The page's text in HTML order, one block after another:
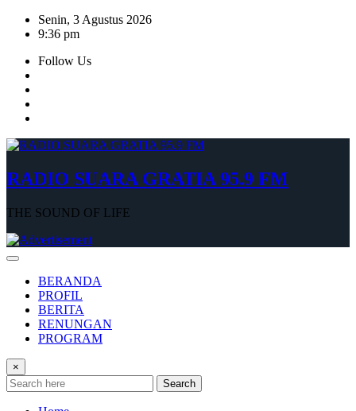
Skip
Senin, 3 Agustus 2026
9:36 pm
Follow Us
RADIO SUARA GRATIA 95.9 FM
THE SOUND OF LIFE
BERANDA
PROFIL
BERITA
RENUNGAN
PROGRAM
×
Search